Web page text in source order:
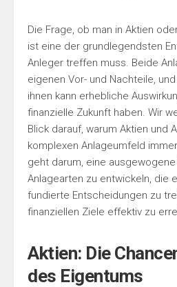
Die Frage, ob man in Aktien
ist eine der grundlegendsten
Anleger treffen muss. Beide
eigenen Vor- und Nachteile,
ihnen kann erhebliche
finanzielle Zukunft haben. Wir
Blick darauf, warum Aktien und
komplexen Anlageumfeld
geht darum, eine
Anlagearten zu entwickeln, die
fundierte Entscheidungen zu
finanziellen Ziele effektiv zu
Aktien: Die
des Eigentums